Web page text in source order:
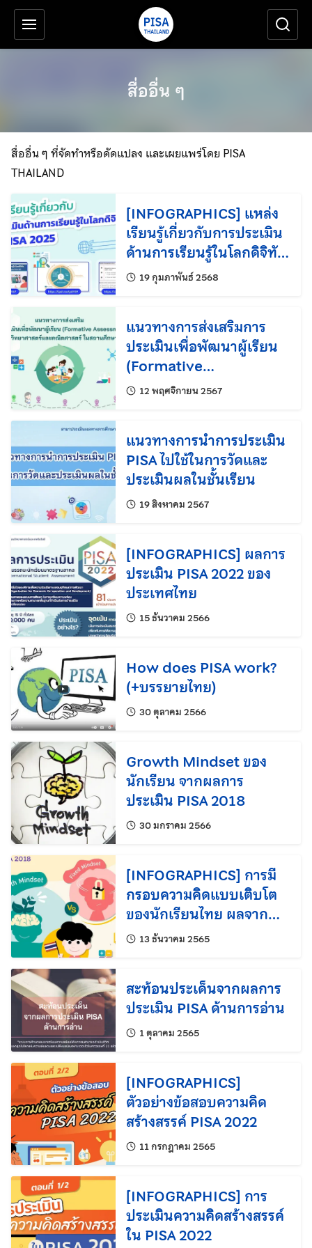
ข้ามไปยังเนื้อหาหลัก
เครื่องมือช่วยเหลือ
สื่ออื่น ๆ
สื่ออื่น ๆ ที่จัดทำหรือดัดแปลง และเผยแพร่โดย PISA
THAILAND
[INFOGRAPHICS] แหล่ง
เรียนรู้เกี่ยวกับการประเมิน
ด้านการเรียนรู้ในโลกดิจิทัล
(Learning in the Digital
World) ของ PISA 2025
19 กุมภาพันธ์ 2568แก้ไขล่าสุดเมื่อ:
แนวทางการส่งเสริมการ
ประเมินเพื่อพัฒนาผู้เรียน
(Formative
Assessment) วิชา
12 พฤศจิกายน 2567แก้ไขล่าสุดเมื่อ:
แนวทางการนำการประเมิน
PISA ไปใช้ในการวัดและ
ประเมินผลในชั้นเรียน
19 สิงหาคม 2567แก้ไขล่าสุดเมื่อ:
[INFOGRAPHICS] ผลการ
ประเมิน PISA 2022 ของ
ประเทศไทย
15 ธันวาคม 2566แก้ไขล่าสุดเมื่อ:
How does PISA work?
(+บรรยายไทย)
30 ตุลาคม 2566แก้ไขล่าสุดเมื่อ:
Growth Mindset ของ
นักเรียน จากผลการ
ประเมิน PISA 2018
30 มกราคม 2566แก้ไขล่าสุดเมื่อ:
[INFOGRAPHICS] การมี
กรอบความคิดแบบเติบโต
ของนักเรียนไทย ผลจาก
การประเมิน PISA 2018
13 ธันวาคม 2565แก้ไขล่าสุดเมื่อ:
สะท้อนประเด็นจากผลการ
ประเมิน PISA ด้านการอ่าน
1 ตุลาคม 2565แก้ไขล่าสุดเมื่อ:
[INFOGRAPHICS]
ตัวอย่างข้อสอบความคิด
สร้างสรรค์ PISA 2022
11 กรกฎาคม 2565แก้ไขล่าสุดเมื่อ:
[INFOGRAPHICS] การ
ประเมินความคิดสร้างสรรค์
ใน PISA 2022